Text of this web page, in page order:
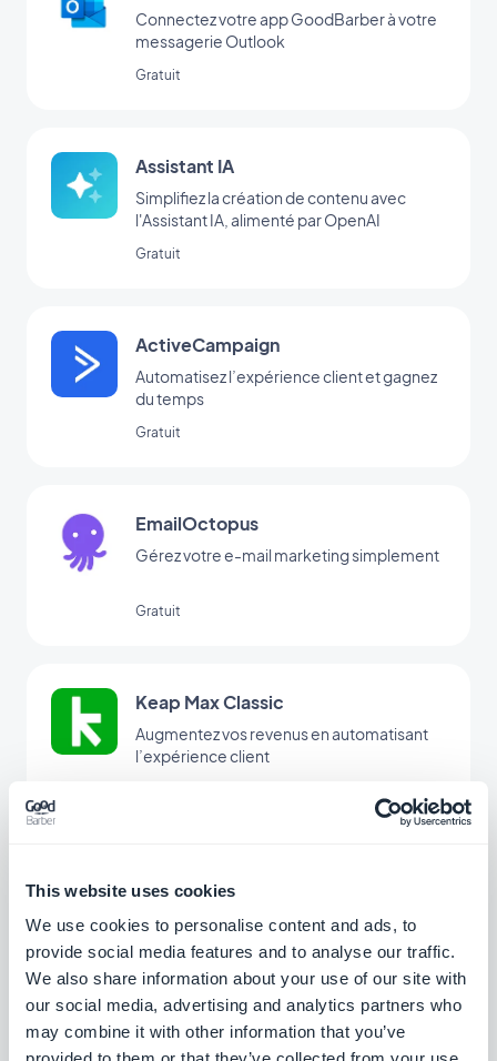
This website uses cookies
We use cookies to personalise content and ads, to
provide social media features and to analyse our traffic.
We also share information about your use of our site with
our social media, advertising and analytics partners who
may combine it with other information that you’ve
Connectez votre app GoodBarber à votre
messagerie Outlook
Gratuit
Assistant IA
Simplifiez la création de contenu avec
l'Assistant IA, alimenté par OpenAI
Gratuit
ActiveCampaign
Automatisez l’expérience client et gagnez
du temps
Gratuit
EmailOctopus
Gérez votre e-mail marketing simplement
Gratuit
Keap Max Classic
Augmentez vos revenus en automatisant
l’expérience client
Mailchimp
votre business